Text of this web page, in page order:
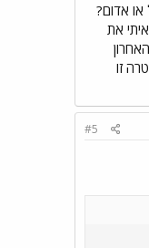
16:40 תפוח או בננה?בננה כחול או אדום?
את
17. מה כתוב שם? אין בעמוד הזה שורה 17 כי זה העמוד האחרון של הפרק חחח 102: שורה 17-מטרה זו
#5